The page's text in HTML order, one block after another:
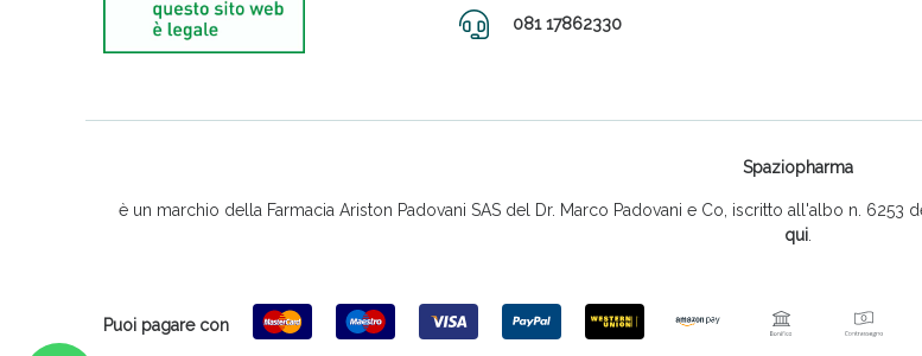
081 17862330
Spaziopharma
è un marchio della Farmacia Ariston Padovani SAS del Dr. Marco Padovani e Co, iscritto all'albo n.
qui.
Puoi pagare con